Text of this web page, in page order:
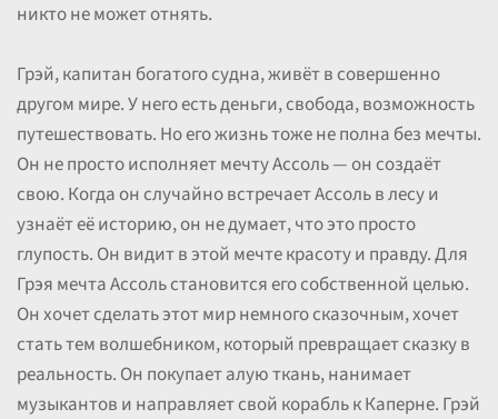
никто не может отнять.
Грэй, капитан богатого судна, живёт в совершенно
другом мире. У него есть деньги, свобода, возможность
путешествовать. Но его жизнь тоже не полна без мечты.
Он не просто исполняет мечту Ассоль — он создаёт
свою. Когда он случайно встречает Ассоль в лесу и
узнаёт её историю, он не думает, что это просто
глупость. Он видит в этой мечте красоту и правду. Для
Грэя мечта Ассоль становится его собственной целью.
Он хочет сделать этот мир немного сказочным, хочет
стать тем волшебником, который превращает сказку в
реальность. Он покупает алую ткань, нанимает
музыкантов и направляет свой корабль к Каперне. Грэй